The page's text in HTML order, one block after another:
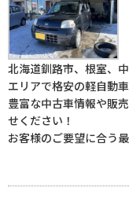
北海道釧路市、根室、
エリアで格安の軽自動
豊富な中古車情報や販
せください！
お客様のご要望に合う